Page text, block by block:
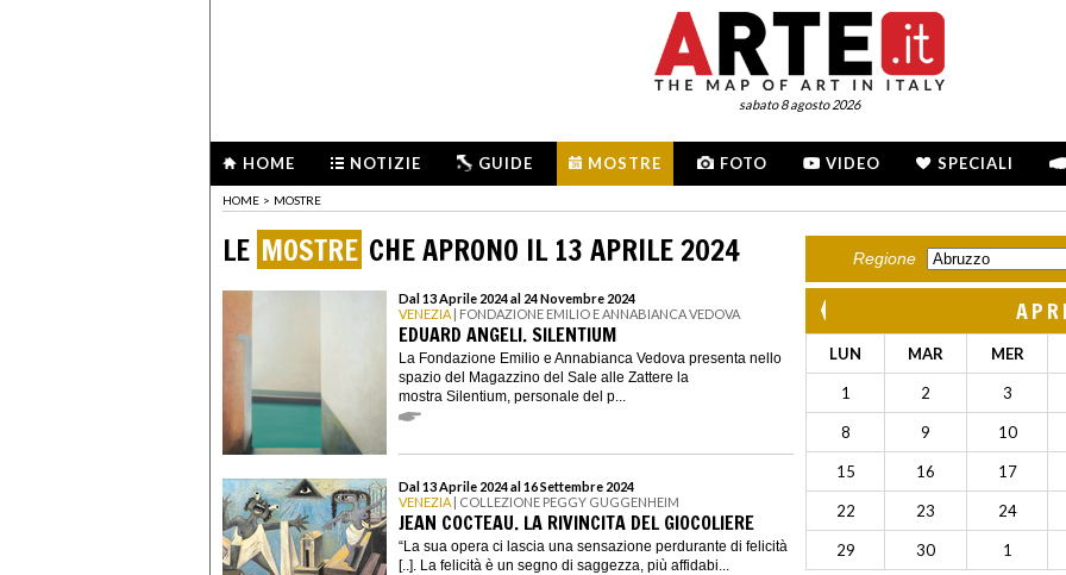
sabato 8 agosto 2026
HOME NOTIZIE GUIDE MOSTRE FOTO VIDEO SPECIALI
HOME > MOSTRE
LE MOSTRE CHE APRONO IL 13 APRILE 2024
Dal 13 Aprile 2024 al 24 Novembre 2024
VENEZIA | FONDAZIONE EMILIO E ANNABIANCA VEDOVA
EDUARD ANGELI. SILENTIUM
La Fondazione Emilio e Annabianca Vedova presenta nello
spazio del Magazzino del Sale alle Zattere la
mostra Silentium, personale del p...
Dal 13 Aprile 2024 al 16 Settembre 2024
VENEZIA | COLLEZIONE PEGGY GUGGENHEIM
JEAN COCTEAU. LA RIVINCITA DEL GIOCOLIERE
“La sua opera ci lascia una sensazione perdurante di felicità
[..]. La felicità è un segno di saggezza, più affidabi...
Regione
LUN MAR MER
1 2 3
8 9 10
15 16 17
22 23 24
29 30 1